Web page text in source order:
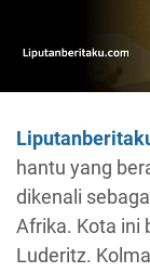
hantu yang
dikenali
Afrika. Kota ini
Luderitz.